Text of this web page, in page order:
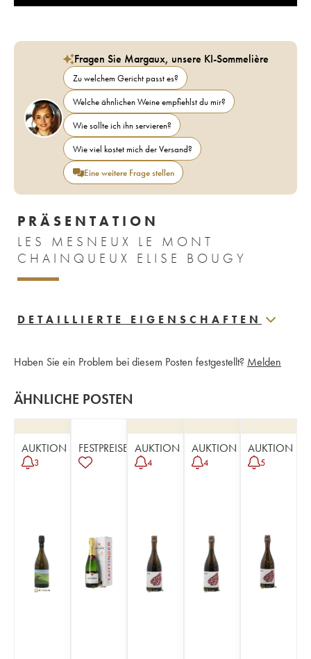
Fragen Sie Margaux, unsere KI-Sommelière
Zu welchem Gericht passt es?
Welche ähnlichen Weine empfiehlst du mir?
Wie sollte ich ihn servieren?
Wie viel kostet mich der Versand?
Eine weitere Frage stellen
PRÄSENTATION
LES MESNEUX LE MONT
CHAINQUEUX ELISE BOUGY
DETAILLIERTE EIGENSCHAFTEN
Haben Sie ein Problem bei diesem Posten festgestellt? Melden
ÄHNLICHE POSTEN
AUKTION
3
FESTPREISE AUKTION
4
AUKTION
4
AUKTION
5